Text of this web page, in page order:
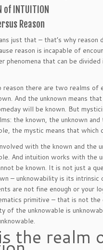
of INTUITION
Reason
just that – that’s why reason
reason is incapable of
phenomena that can be divided
reason there are two realms of
And the unknown means
will be known. But
the known, the unknown
the mystic means that which
with the known and the
And intuition works with the
be known. It is not just a
– unknowability is its intrinsic
are not fine enough or your
primitive – that is not the
of the unknowable is
the realm